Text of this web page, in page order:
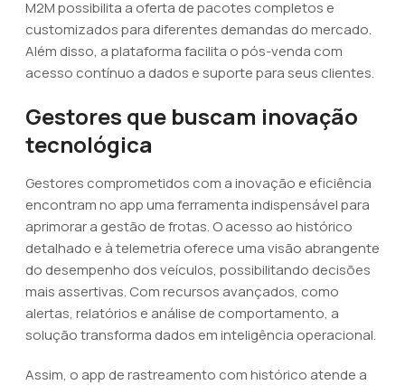
M2M possibilita a oferta de pacotes completos e
customizados para diferentes demandas do mercado.
Além disso, a plataforma facilita o pós-venda com
acesso contínuo a dados e suporte para seus clientes.
Gestores que buscam inovação
tecnológica
Gestores comprometidos com a inovação e eficiência
encontram no app uma ferramenta indispensável para
aprimorar a gestão de frotas. O acesso ao histórico
detalhado e à telemetria oferece uma visão abrangente
do desempenho dos veículos, possibilitando decisões
mais assertivas. Com recursos avançados, como
alertas, relatórios e análise de comportamento, a
solução transforma dados em inteligência operacional.
Assim, o app de rastreamento com histórico atende a